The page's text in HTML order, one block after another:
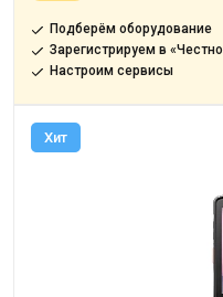
Хит
Подберём оборудование
Зарегистрируем в
Настроим сервисы